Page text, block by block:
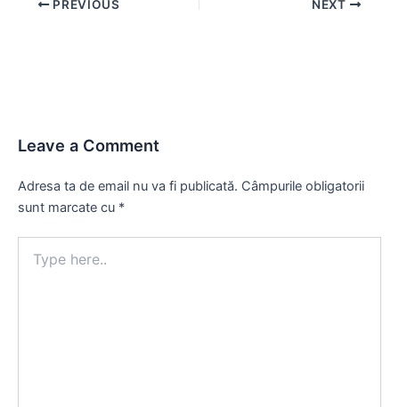
Post PREVIOUS NEXT
Leave a Comment
Adresa ta de email nu va fi publicată. Câmpurile obligatorii
sunt marcate cu *
here..